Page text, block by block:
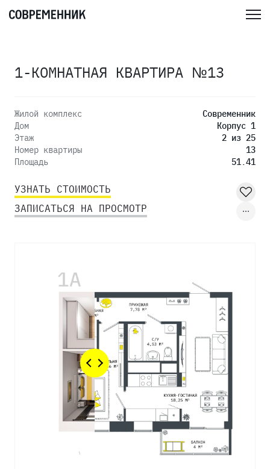
1-КОМНАТНАЯ КВАРТИРА №13
Жилой комплекс
Современник
Дом
Корпус 1
Этаж
2 из 25
Номер квартиры
13
Площадь
51.41
УЗНАТЬ СТОИМОСТЬ
ЗАПИСАТЬСЯ НА ПРОСМОТР